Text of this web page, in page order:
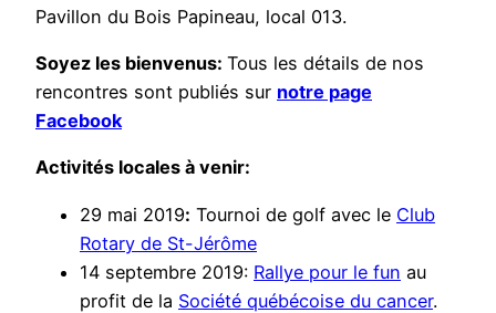
Pavillon du Bois Papineau, local 013.
Soyez les bienvenus: Tous les détails de nos
rencontres sont publiés sur notre page
Facebook
Activités locales à venir:
29 mai 2019: Tournoi de golf avec le Club
Rotary de St-Jérôme
14 septembre 2019: Rallye pour le fun au
profit de la Société québécoise du cancer.